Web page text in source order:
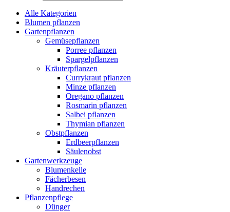
Alle Kategorien
Blumen pflanzen
Gartenpflanzen
Gemüsepflanzen
Porree pflanzen
Spargelpflanzen
Kräuterpflanzen
Currykraut pflanzen
Minze pflanzen
Oregano pflanzen
Rosmarin pflanzen
Salbei pflanzen
Thymian pflanzen
Obstpflanzen
Erdbeerpflanzen
Säulenobst
Gartenwerkzeuge
Blumenkelle
Fächerbesen
Handrechen
Pflanzenpflege
Dünger